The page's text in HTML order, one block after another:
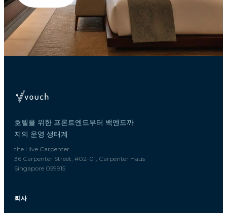
호텔을 위한 프론트엔드부터 백엔드까
지의 운영 생태계
the Hive Carpenter
36 Carpenter Street, #02-01, Carpenter Haus
Singapore 059915
회사